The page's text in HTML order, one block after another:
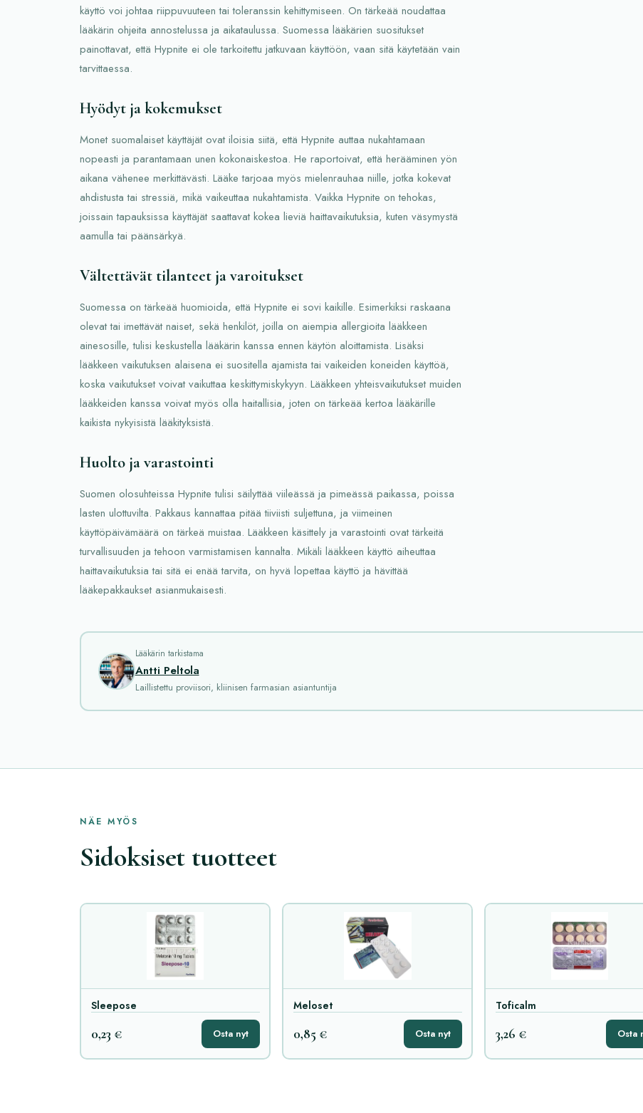
käyttö voi johtaa riippuvuuteen tai toleranssin kehittymiseen. On tärkeää noudattaa
lääkärin ohjeita annostelussa ja aikataulussa. Suomessa lääkärien suositukset
painottavat, että Hypnite ei ole tarkoitettu jatkuvaan käyttöön, vaan sitä käytetään vain
tarvittaessa.
Hyödyt ja kokemukset
Monet suomalaiset käyttäjät ovat iloisia siitä, että Hypnite auttaa nukahtamaan
nopeasti ja parantamaan unen kokonaiskestoa. He raportoivat, että herääminen yön
aikana vähenee merkittävästi. Lääke tarjoaa myös mielenrauhaa niille, jotka kokevat
ahdistusta tai stressiä, mikä vaikeuttaa nukahtamista. Vaikka Hypnite on tehokas,
joissain tapauksissa käyttäjät saattavat kokea lieviä haittavaikutuksia, kuten väsymystä
aamulla tai päänsärkyä.
Vältettävät tilanteet ja varoitukset
Suomessa on tärkeää huomioida, että Hypnite ei sovi kaikille. Esimerkiksi raskaana
olevat tai imettävät naiset, sekä henkilöt, joilla on aiempia allergioita lääkkeen
ainesosille, tulisi keskustella lääkärin kanssa ennen käytön aloittamista. Lisäksi
lääkkeen vaikutuksen alaisena ei suositella ajamista tai vaikeiden koneiden käyttöä,
koska vaikutukset voivat vaikuttaa keskittymiskykyyn. Lääkkeen yhteisvaikutukset muiden
lääkkeiden kanssa voivat myös olla haitallisia, joten on tärkeää kertoa lääkärille
kaikista nykyisistä lääkityksistä.
Huolto ja varastointi
Suomen olosuhteissa Hypnite tulisi säilyttää viileässä ja pimeässä paikassa, poissa
lasten ulottuvilta. Pakkaus kannattaa pitää tiiviisti suljettuna, ja viimeinen
käyttöpäivämäärä on tärkeä muistaa. Lääkkeen käsittely ja varastointi ovat tärkeitä
turvallisuuden ja tehoon varmistamisen kannalta. Mikäli lääkkeen käyttö aiheuttaa
haittavaikutuksia tai sitä ei enää tarvita, on hyvä lopettaa käyttö ja hävittää
lääkepakkaukset asianmukaisesti.
Lääkärin tarkistama
Antti Peltola
Laillistettu proviisori, kliinisen farmasian asiantuntija
NÄE MYÖS
Sidoksiset tuotteet
Sleepose
0,23 € Osta nyt
Meloset
0,85 € Osta nyt
Toficalm
3,26 € Osta